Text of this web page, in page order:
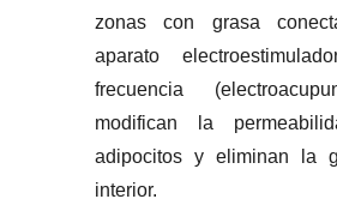
zonas con grasa
aparato
frecuencia
modifican la
adipocitos y eliminan la
interior.